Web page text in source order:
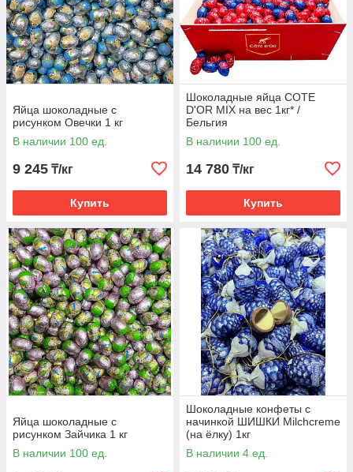
Яйца шоколадные с
рисунком Овечки 1 кг
В наличии 100 ед.
9 245 ₸/кг
Купить
Шоколадные яйца COTE
D'OR MIX на вес 1кг* /
Бельгия
В наличии 100 ед.
14 780 ₸/кг
Купить
Яйца шоколадные с
рисунком Зайчика 1 кг
В наличии 100 ед.
Шоколадные конфеты с
начинкой ШИШКИ Milchcreme
(на ёлку) 1кг
В наличии 4 ед.